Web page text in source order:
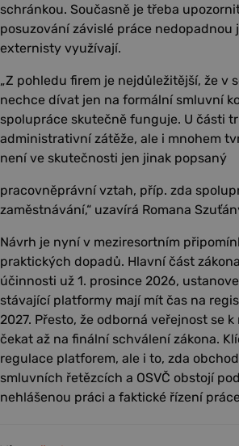
schránkou. Současně je třeba
posuzování závislé práce
externisty využívají.
„Z pohledu firem je nejdůležitější, že v
nechce dívat jen na formální smluvní
spolupráce skutečně funguje. U části
administrativní zátěže, ale i mnohem
není ve skutečnosti jen jinak popsaný
pracovněprávní vztah, příp. zda
zaměstnávání,“ uzavírá Romana
Návrh je nyní v meziresortním
praktických dopadů. Hlavní část
účinnosti už 1. prosince 2026,
stávající platformy mají mít čas na
2027. Přesto, že odborná veřejnost se
čekat až na finální schválení zákona.
regulace platforem, ale i to, zda
smluvních řetězcích a OSVČ obstojí
nehlášenou práci a faktické řízení